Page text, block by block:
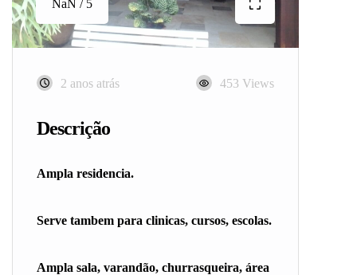
NaN / 5
2 anos atrás 453 Views
Descrição
Ampla residencia.
Serve tambem para clinicas, cursos, escolas.
Ampla sala, varandão, churrasqueira, área